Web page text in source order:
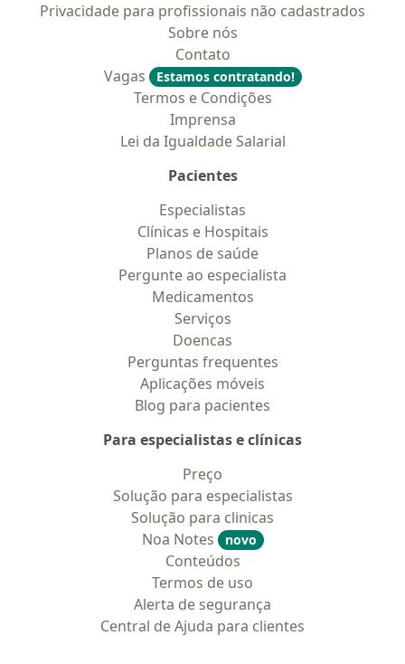
Privacidade para profissionais não cadastrados
Sobre nós
Contato
Vagas
Estamos contratando!
Termos e Condições
Imprensa
Lei da Igualdade Salarial
Pacientes
Especialistas
Clínicas e Hospitais
Planos de saúde
Pergunte ao especialista
Medicamentos
Serviços
Doencas
Perguntas frequentes
Aplicações móveis
Blog para pacientes
Para especialistas e clínicas
Preço
Solução para especialistas
Solução para clinicas
Noa Notes
novo
Conteúdos
Termos de uso
Alerta de segurança
Central de Ajuda para clientes